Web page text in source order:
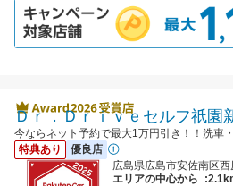
Ｄｒ．Ｄｒｉｖｅセルフ祇園
今ならネット予約で最大1万円引き！！洗車
特典あり
優良店
広島県広島市安佐南区西
エリアの中心から